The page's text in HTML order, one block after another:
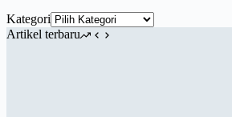
Kategori
Artikel terbaru